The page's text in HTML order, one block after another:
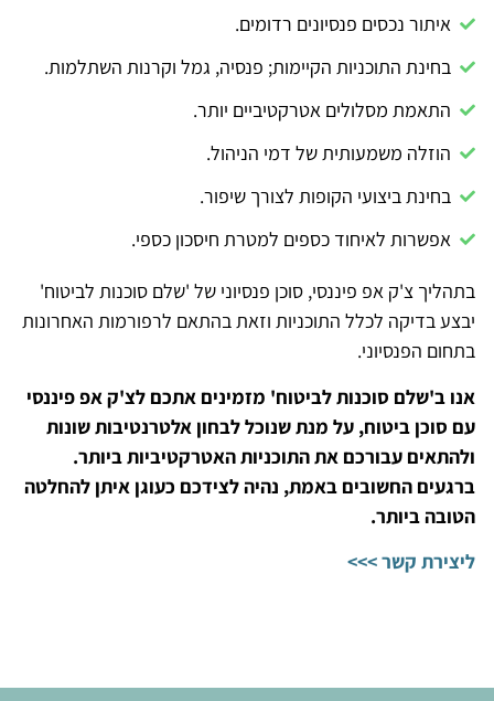
איתור נכסים פנסיונים רדומים.
בחינת התוכניות הקיימות; פנסיה, גמל וקרנות השתלמות.
התאמת מסלולים אטרקטיביים יותר.
הוזלה משמעותית של דמי הניהול.
בחינת ביצועי הקופות לצורך שיפור.
אפשרות לאיחוד כספים למטרת חיסכון כספי.
בתהליך צ'ק אפ פיננסי, סוכן פנסיוני של 'שלם סוכנות לביטוח'
יבצע בדיקה לכלל התוכניות וזאת בהתאם לרפורמות האחרונות
בתחום הפנסיוני.
אנו ב'שלם סוכנות לביטוח' מזמינים אתכם לצ'ק אפ פיננסי
עם סוכן ביטוח, על מנת שנוכל לבחון אלטרנטיבות שונות
ולהתאים עבורכם את התוכניות האטרקטיביות ביותר.
ברגעים החשובים באמת, נהיה לצידכם כעוגן איתן להחלטה
הטובה ביותר.
ליצירת קשר >>>